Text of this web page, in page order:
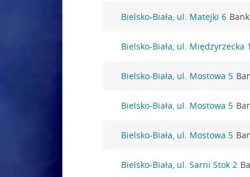
Bielsko-Biała, ul. Matejki 6
Bielsko-Biała, ul. Międzyrzecka
Bielsko-Biała, ul. Mostowa 5
Bielsko-Biała, ul. Mostowa 5
Bielsko-Biała, ul. Mostowa 5
Bielsko-Biała, ul. Sarni Stok 2